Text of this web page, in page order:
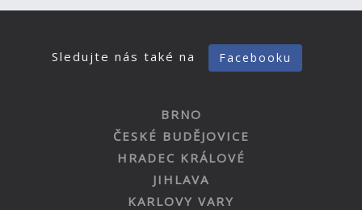
Sledujte nás také na Facebooku
BRNO
ČESKÉ BUDĚJOVICE
HRADEC KRÁLOVÉ
JIHLAVA
KARLOVY VARY